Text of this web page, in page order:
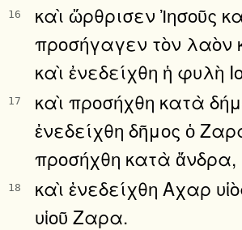
16
καὶ ὤρθρισεν Ἰησοῦς
προσήγαγεν τὸν
καὶ ἐνεδείχθη ἡ φυλὴ
17
καὶ προσήχθη κατὰ
ἐνεδείχθη δῆμος ὁ
προσήχθη κατὰ ἄνδρα,
18
καὶ ἐνεδείχθη Αχαρ
υἱοῦ Ζαρα.